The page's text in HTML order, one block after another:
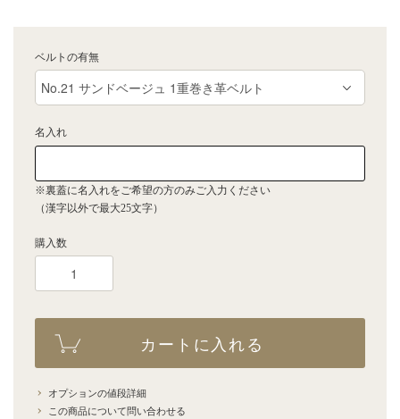
ベルトの有無
名入れ
※裏蓋に名入れをご希望の方のみご入力ください
（漢字以外で最大25文字）
購入数
カートに入れる
オプションの値段詳細
この商品について問い合わせる